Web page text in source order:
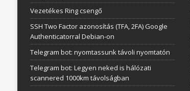
Vezetékes Ring csengő
SSH Two Factor azonosítás (TFA, 2FA) Google
Authenticatorral Debian-on
Telegram bot: nyomtassunk távoli nyomtatón
Telegram bot: Legyen neked is hálózati
scannered 1000km távolságban